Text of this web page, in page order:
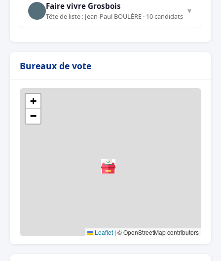
Faire vivre Grosbois
Tête de liste : Jean-Paul BOULÈRE · 10 candidats
▼
Bureaux de vote
+
−
Leaflet | © OpenStreetMap contributors